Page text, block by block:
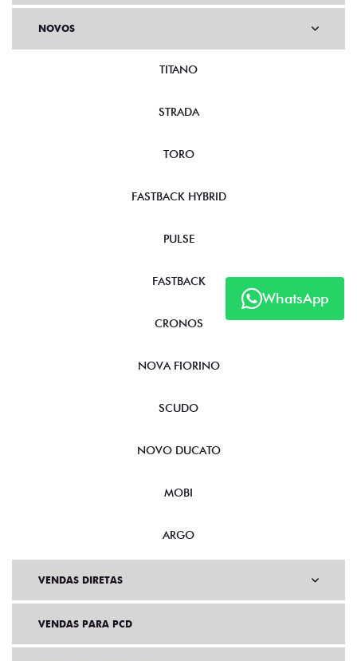
WhatsApp
NOVOS
TITANO
STRADA
TORO
FASTBACK HYBRID
PULSE
FASTBACK
CRONOS
NOVA FIORINO
SCUDO
NOVO DUCATO
MOBI
ARGO
VENDAS DIRETAS
VENDAS PARA PCD